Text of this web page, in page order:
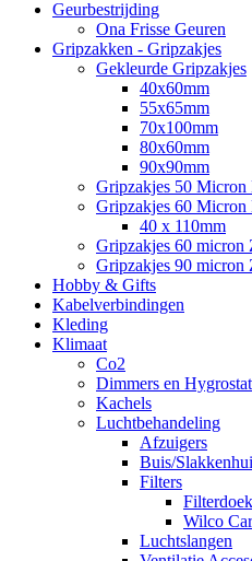
Geurbestrijding
Ona Frisse Geuren
Gripzakken - Gripzakjes
Gekleurde Gripzakjes
40x60mm
55x65mm
70x100mm
80x60mm
90x90mm
Gripzakjes 50 Micron
Gripzakjes 60 Micron
40 x 110mm
Gripzakjes 60 micron
Gripzakjes 90 micron
Hobby & Gifts
Kabelverbindingen
Kleding
Klimaat
Co2
Dimmers en
Kachels
Luchtbehandeling
Afzuigers
Buis/
Filters
Wilco
Luchtslangen